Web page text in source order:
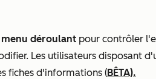
menu déroulant pour contrôler
Les utilisateurs disposant
fiches d'informations (BÊTA).